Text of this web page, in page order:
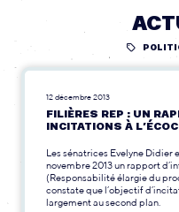
12 décembre 2013
FILIÈRES REP : UN
INCITATIONS À
Les sénatrices Evelyne Didier
novembre 2013 un rapport
(Responsabilité élargie du
constate que l’objectif
largement au second plan.